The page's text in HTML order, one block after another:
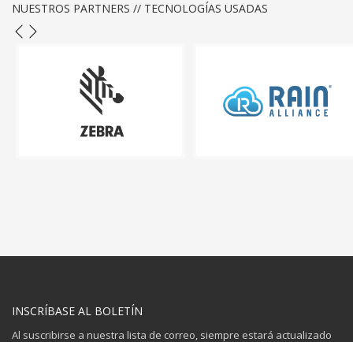
NUESTROS PARTNERS // TECNOLOGÍAS USADAS
INSCRÍBASE AL BOLETÍN
Al suscribirse a nuestra lista de correo, siempre estará actualizado